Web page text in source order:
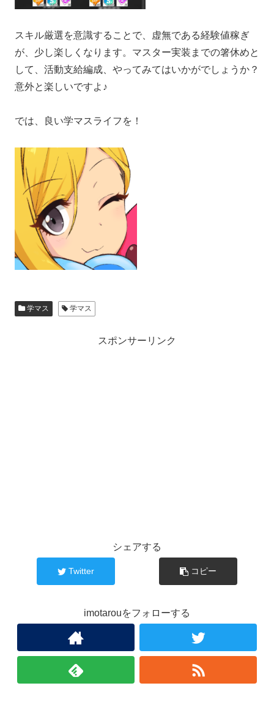
スキル厳選を意識することで、虚無である経験値稼ぎ
が、少し楽しくなります。マスター実装までの箸休めと
して、活動支給編成、やってみてはいかがでしょうか？
意外と楽しいですよ♪
では、良い学マスライフを！
学マス 学マス
スポンサーリンク
シェアする
Twitter コピー
imotarouをフォローする